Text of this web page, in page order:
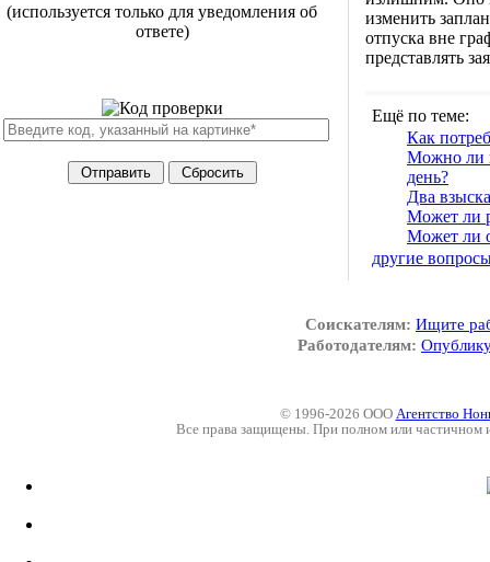
(используется только для уведомления об
ответе)
изменить
отпуска вне
представлять
Ещё по теме:
Как
Можно ли
день?
Два
Может ли
Может ли
другие
Соискателям: Ищите
Работодателям:
© 1996-2026 ООО Агентство
Все права защищены. При полном или частичном